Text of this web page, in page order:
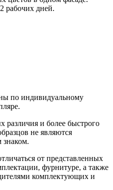
рабочих дней.
по индивидуальному
различия и более быстрого
не являются
знаком.
от представленных
фурнитуре, а также
комплектующих и